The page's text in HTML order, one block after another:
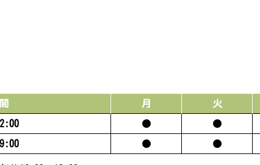
月 火
● ●
● ●